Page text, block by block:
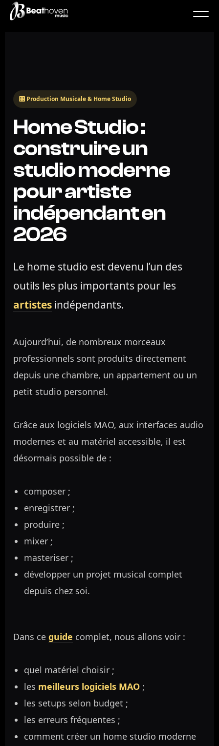
🎛️ Production Musicale& Home Studio
Home Studio :
construire un
studio moderne
pour artiste
indépendant en
2026
Le home studio est devenu l’un des
outils les plus importants pour les
artistes indépendants.
Aujourd’hui, de nombreux morceaux
professionnels sont produits directement
depuis une chambre, un appartement ou un
petit studio personnel.
Grâce aux logiciels MAO, aux interfaces audio
modernes et au matériel accessible, il est
désormais possible de :
composer ;
enregistrer ;
produire ;
mixer ;
masteriser ;
développer un projet musical complet
depuis chez soi.
Dans ceguide complet, nous allons voir :
quel matériel choisir ;
les meilleurs logiciels MAO ;
les setups selon budget ;
les erreurs fréquentes ;
comment créer un home studio moderne